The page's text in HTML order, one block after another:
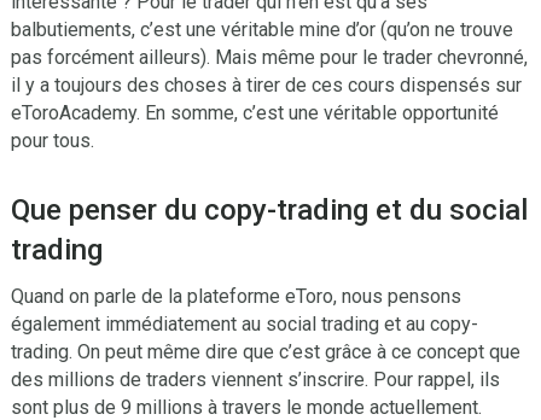
balbutiements, c’est une véritable mine d’or (qu’on ne trouve
pas forcément ailleurs). Mais même pour le trader chevronné,
il y a toujours des choses à tirer de ces cours dispensés sur
eToroAcademy. En somme, c’est une véritable opportunité
pour tous.
Que penser du copy-trading et du social
trading
Quand on parle de la plateforme eToro, nous pensons
également immédiatement au social trading et au copy-
trading. On peut même dire que c’est grâce à ce concept que
des millions de traders viennent s’inscrire. Pour rappel, ils
sont plus de 9 millions à travers le monde actuellement.